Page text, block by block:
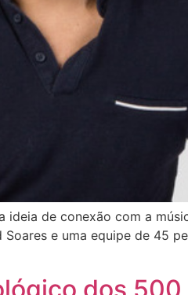
de conexão com a
e uma equipe de 45